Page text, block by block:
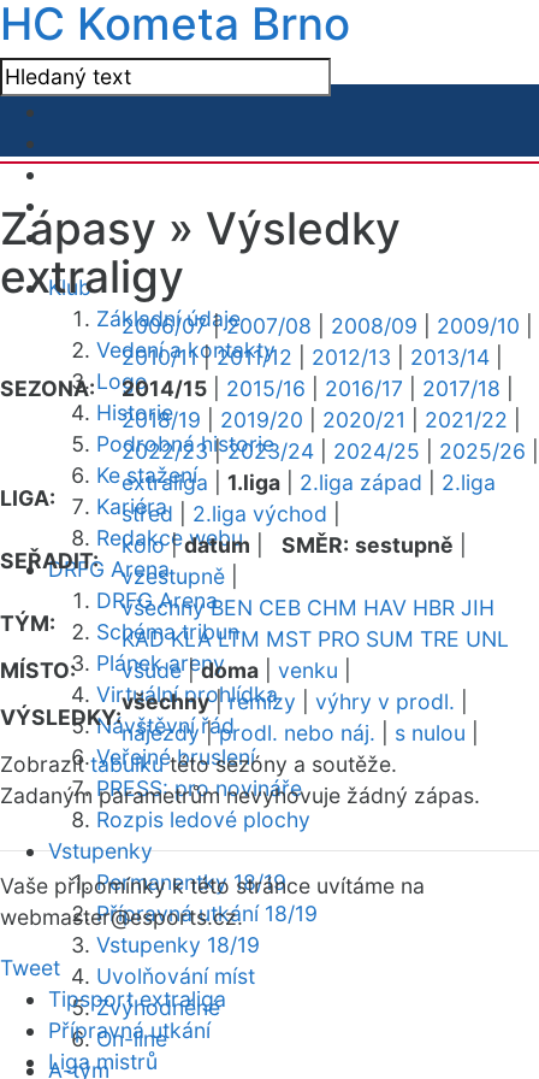
HC Kometa Brno
Klub
Základní údaje
Vedení a kontakty
Logo
Historie
Podrobná historie
Ke stažení
Kariéra
Redakce webu
DRFG Arena
DRFG Arena
Schéma tribun
Plánek areny
Virtuální prohlídka
Návštěvní řád
Veřejné bruslení
PRESS: pro novináře
Rozpis ledové plochy
Vstupenky
Permanentky 18/19
Přípravná utkání 18/19
Vstupenky 18/19
Uvolňování míst
Zvýhodněné
On-line
A-tým
Zápasy » Výsledky
extraligy
SEZONA:
2006/07|2007/08 2008/09 2009/10
2010/11|2011/12 2012/13 2013/14
2014/15
2015/16 2016/17 2017/18
2018/19
2019/20 2020/21 2021/22
2022/23|2023/24 2024/25 2025/26
LIGA:
extraliga 1.liga 2.liga západ
2.liga
střed
2.liga východ
SEŘADIT:
kolo|datum SMĚR: sestupně
vzestupně
TÝM:
všechny BEN CEB CHM HAV HBR JIH
KAD KLA LTM MST PRO SUM TRE UNL
MÍSTO:
všude|doma venku
VÝSLEDKY:
všechny|remízy výhry v prodl.
nájezdy|prodl. nebo náj. s nulou
Zobrazittabulkutéto sezóny a soutěže.
Zadaným parametrům nevyhovuje žádný zápas.
Vaše připomínky k této stránce uvítáme na
webmaster@esports.cz.
Tweet
Tipsport extraliga
Přípravná utkání
Liga mistrů